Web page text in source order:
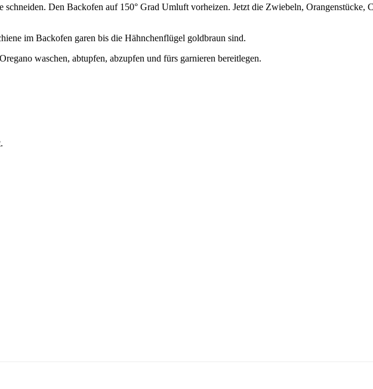
Den Backofen auf 150° Grad Umluft vorheizen. Jetzt die Zwiebeln,
im Backofen garen bis die Hähnchenflügel goldbraun sind.
waschen, abtupfen, abzupfen und fürs garnieren bereitlegen.